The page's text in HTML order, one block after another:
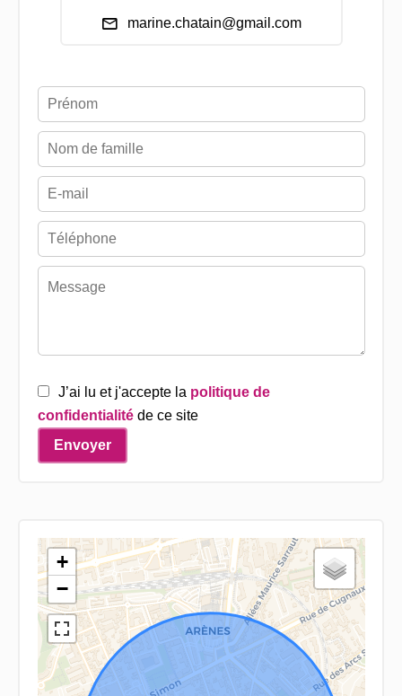
marine.chatain@gmail.com
J’ai lu et j'accepte la politique de
confidentialitéde ce site
Envoyer
+
−